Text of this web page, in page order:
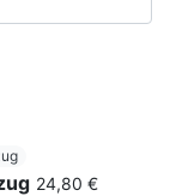
24,80 €